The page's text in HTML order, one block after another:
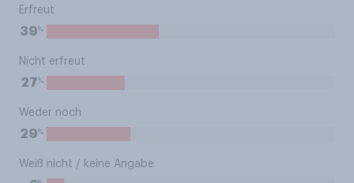
Erfreut
39%
Nicht erfreut
27%
Weder noch
29%
Weiß nicht / keine Angabe